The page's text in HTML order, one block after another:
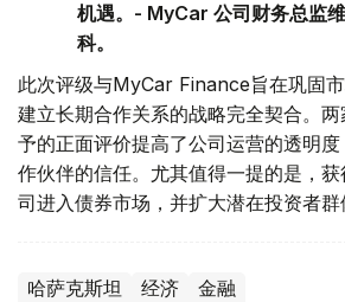
机遇。- MyCar 公司财务总监
科。
此次评级与MyCar Finance旨在巩固
建立长期合作关系的战略完全契合。
予的正面评价提高了公司运营的透明
作伙伴的信任。尤其值得一提的是，
司进入债券市场，并扩大潜在投资者群
哈萨克斯坦 经济 金融